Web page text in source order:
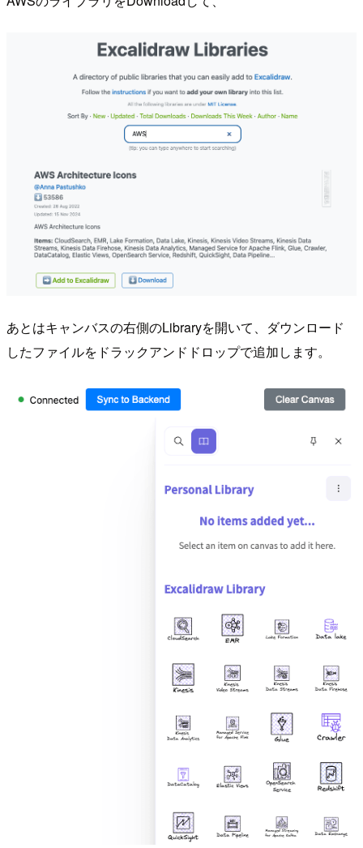
あとはキャンバスの右側のLibraryを開いて、ダウンロード
したファイルをドラックアンドドロップで追加します。